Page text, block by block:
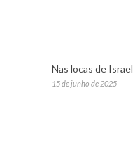
Nas locas de Israel
15 de junho de 2025